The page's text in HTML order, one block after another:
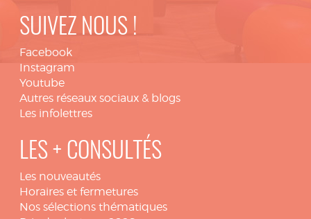
SUIVEZ NOUS !
Facebook
Instagram
Youtube
Autres réseaux sociaux & blogs
Les infolettres
LES + CONSULTÉS
Les nouveautés
Horaires et fermetures
Nos sélections thématiques